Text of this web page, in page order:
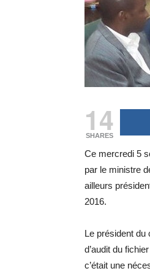
14
SHARES
Ce mercredi 5
par le ministre
ailleurs
2016.
Le président du
d’audit du
c’était une